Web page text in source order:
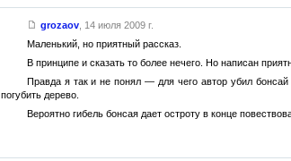
grozaov, 14 июля 2009 г.
Маленький, но приятный рассказ.
В принципе и сказать то более нечего. Но написан
Правда я так и не понял — для чего автор убил
погубить дерево.
Вероятно гибель бонсая дает остроту в конце